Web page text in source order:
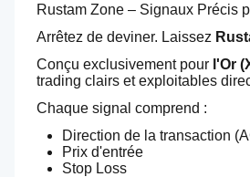
Rustam Zone – Signaux Précis
Arrêtez de deviner. Laissez
Conçu exclusivement pour l'Or
trading clairs et exploitables
Chaque signal comprend :
Direction de la transaction
Prix d'entrée
Stop Loss